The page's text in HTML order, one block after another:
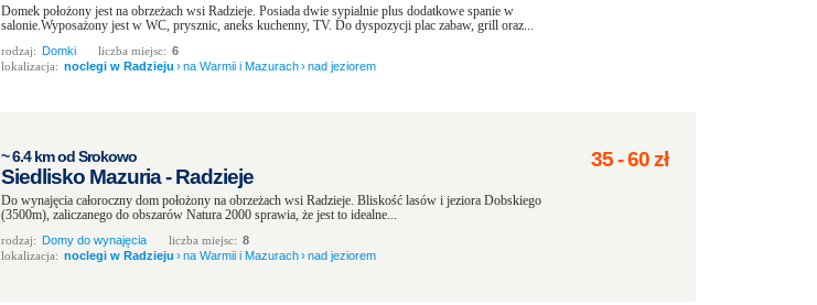
Domek położony jest na obrzeżach wsi Radzieje. Posiada dwie sypialnie plus dodatkowe spanie w
salonie.Wyposażony jest w WC, prysznic, aneks kuchenny, TV. Do dyspozycji plac zabaw, grill oraz...
rodzaj: Domki liczba miejsc: 6
lokalizacja: noclegi w Radzieju ›na Warmii i Mazurach›nad jeziorem
~ 6.4 km od Srokowo
Siedlisko Mazuria - Radzieje
Do wynajęcia całoroczny dom położony na obrzeżach wsi Radzieje. Bliskość lasów i jeziora Dobskiego
(3500m), zaliczanego do obszarów Natura 2000 sprawia, że jest to idealne...
rodzaj: Domy do wynajęcia liczba miejsc: 8
lokalizacja: noclegi w Radzieju ›na Warmii i Mazurach›nad jeziorem
35-60zł